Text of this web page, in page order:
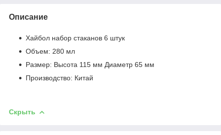
Описание
Хайбол набор стаканов 6 штук
Объем: 280 мл
Размер: Высота 115 мм Диаметр 65 мм
Производство: Китай
Скрыть